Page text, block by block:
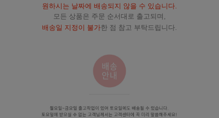
원하시는 날짜에 배송되지 않을 수 있습니다.
모든 상품은 주문 순서대로 출고되며,
배송일 지정이 불가한 점 참고 부탁드립니다.